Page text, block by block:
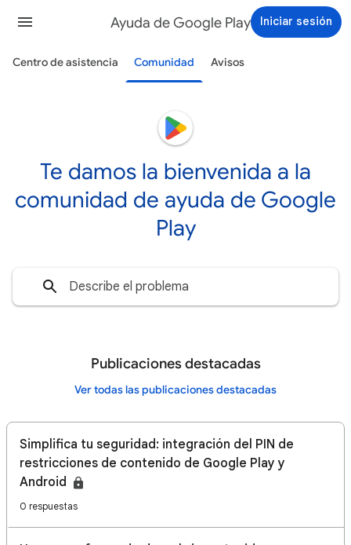
Ayuda de Google Play Iniciar sesión
Centro de asistencia Comunidad Avisos
Te damos la bienvenida a la
comunidad de ayuda de Google
Play
Publicaciones destacadas
Ver todas las publicaciones destacadas
Simplifica tu seguridad: integración del PIN de
restricciones de contenido de Google Play y
Android
0 respuestas